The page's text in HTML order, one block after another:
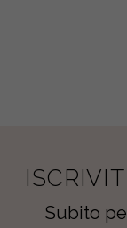
Subito